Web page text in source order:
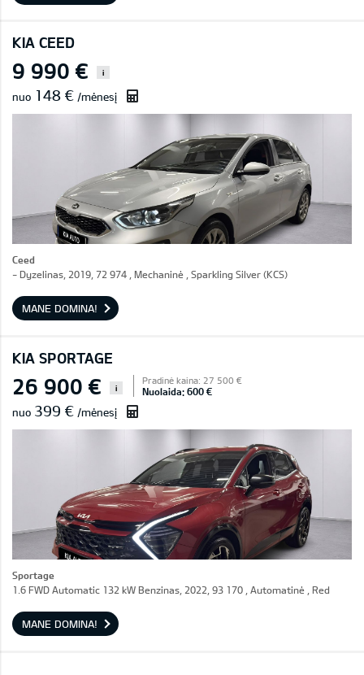
KIA CEED
9 990 € i
nuo 148 € /mėnesį
Ceed
- Dyzelinas, 2019, 72 974 , Mechaninė , Sparkling Silver (KCS)
MANE DOMINA!
KIA SPORTAGE
26 900 € i
Pradinė kaina: 27 500 €
Nuolaida: 600 €
nuo 399 € /mėnesį
Sportage
1.6 FWD Automatic 132 kW Benzinas, 2022, 93 170 , Automatinė , Red
MANE DOMINA!